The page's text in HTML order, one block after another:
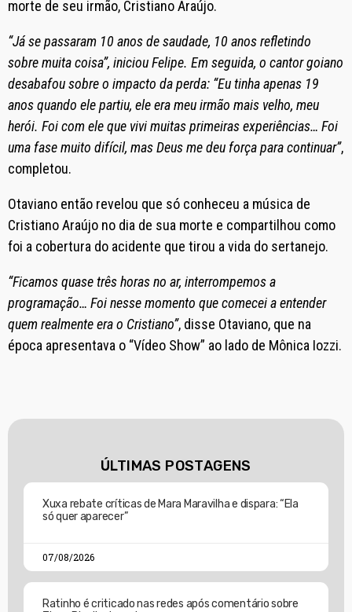
morte de seu irmão, Cristiano Araújo.
“Já se passaram 10 anos de saudade, 10 anos refletindo
sobre muita coisa”, iniciou Felipe. Em seguida, o cantor goiano
desabafou sobre o impacto da perda: “Eu tinha apenas 19
anos quando ele partiu, ele era meu irmão mais velho, meu
herói. Foi com ele que vivi muitas primeiras experiências… Foi
uma fase muito difícil, mas Deus me deu força para continuar”,
completou.
Otaviano então revelou que só conheceu a música de
Cristiano Araújo no dia de sua morte e compartilhou como
foi a cobertura do acidente que tirou a vida do sertanejo.
“Ficamos quase três horas no ar, interrompemos a
programação… Foi nesse momento que comecei a entender
quem realmente era o Cristiano”, disse Otaviano, que na
época apresentava o “Vídeo Show” ao lado de Mônica Iozzi.
ÚLTIMAS POSTAGENS
Xuxa rebate críticas de Mara Maravilha e dispara: “Ela
só quer aparecer”
07/08/2026
Ratinho é criticado nas redes após comentário sobre